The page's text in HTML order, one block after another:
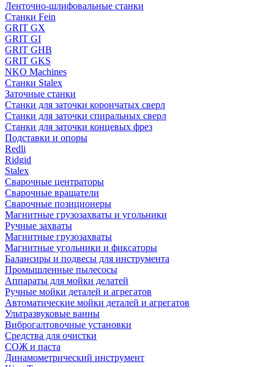
Ленточно-шлифовальные станки
Станки Fein
GRIT GX
GRIT GI
GRIT GHB
GRIT GKS
NKO Machines
Станки Stalex
Заточные станки
Станки для заточки корончатых сверл
Станки для заточки спиральных сверл
Станки для заточки концевых фрез
Подставки и опоры
Redli
Ridgid
Stalex
Сварочные центраторы
Сварочные вращатели
Сварочные позиционеры
Магнитные грузозахваты и угольники
Ручные захваты
Магнитные грузозахваты
Магнитные угольники и фиксаторы
Балансиры и подвесы для инструмента
Промышленные пылесосы
Аппараты для мойки делатей
Ручные мойки деталей и агрегатов
Автоматические мойки деталей и агрегатов
Ультразвуковые ванны
Виброгалтовочные установки
Средства для очистки
СОЖ и паста
Динамометрический инструмент